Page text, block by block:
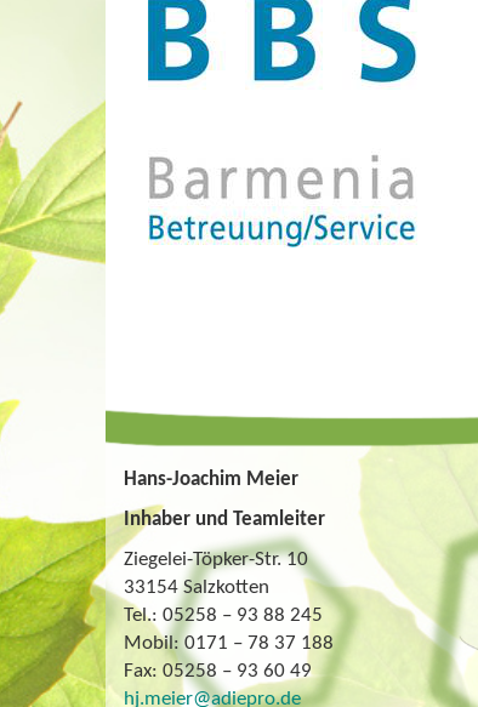
Hans-Joachim Meier
Inhaber und Teamleiter
Ziegelei-Töpker-Str. 10
33154 Salzkotten
Tel.: 05258 – 93 88 245
Mobil: 0171 – 78 37 188
Fax: 05258 – 93 60 49
hj.meier@adiepro.de